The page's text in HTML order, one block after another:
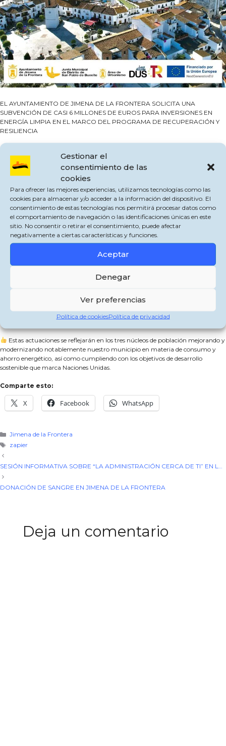
Gestionar el
consentimiento de las
cookies
Para ofrecer las mejores experiencias, utilizamos tecnologías como las
cookies para almacenar y/o acceder a la información del dispositivo. El
consentimiento de estas tecnologías nos permitirá procesar datos como
el comportamiento de navegación o las identificaciones únicas en este
sitio. No consentir o retirar el consentimiento, puede afectar
negativamente a ciertas características y funciones.
Aceptar
Denegar
Ver preferencias
Política de cookiesPolítica de privacidad
EL AYUNTAMIENTO DE JIMENA DE LA FRONTERA SOLICITA UNA
SUBVENCIÓN DE CASI 6 MILLONES DE EUROS PARA INVERSIONES EN
ENERGÍA LIMPIA EN EL MARCO DEL PROGRAMA DE RECUPERACIÓN Y
RESILIENCIA
régimen de concesión directa de ayudas para inversiones a proyectos
singulares locales de energía limpia en municipios de reto demográfico,
(PROGRAMA DUS 5000).
La subvención se divide en dos Proyectos Integrales, por importe total de
5.999.715,66 euros, y que recogen cada uno de ellos dos medidas contempladas
en el Real Decreto que regula la subvención DUS 5000, procedente de los
Fondos Next Generation de la Unión Europea.
El primer Proyecto Integral, por importe de 2.999.929,68 euros, prevé
edificios e infraestructuras públicas, instalaciones de generación térmica
renovable y de redes de calor y frio, lucha contra la contaminación lumínica y
alumbrado eficiente e inteligente.
actuaciones de movilidad sostenible, cambiando la flota de vehículos
municipales a eléctricos, instalación de puntos de recarga repartidos en el
municipio y peatonalización de espacios urbanos.
Estas actuaciones se reflejarán en los tres núcleos de población mejorando y
modernizando notablemente nuestro municipio en materia de consumo y
ahorro energético, así como cumpliendo con los objetivos de desarrollo
sostenible que marca Naciones Unidas.
Comparte esto:
X Facebook WhatsApp
Categorías
Jimena de la Frontera
Etiquetas
zapier
SESIÓN INFORMATIVA SOBRE “LA ADMINISTRACIÓN CERCA DE TI” EN LA ESTACIÓN DE JIMENA
DONACIÓN DE SANGRE EN JIMENA DE LA FRONTERA
Deja un comentario